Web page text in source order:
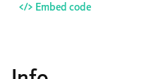
</> Embed code